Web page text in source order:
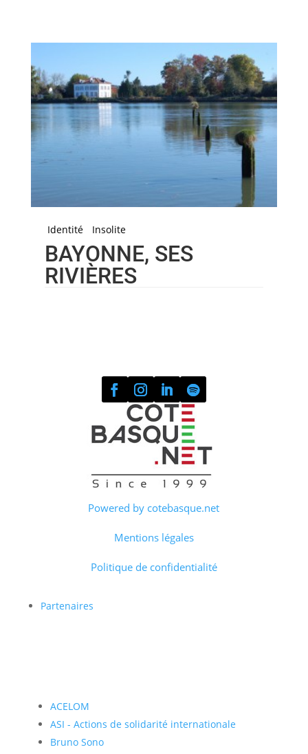
Identité Insolite
BAYONNE, SES
RIVIÈRES
Powered by cotebasque.net
Mentions légales
Politique de confidentialité
Partenaires
ACELOM
ASI - Actions de solidarité internationale
Bruno Sono